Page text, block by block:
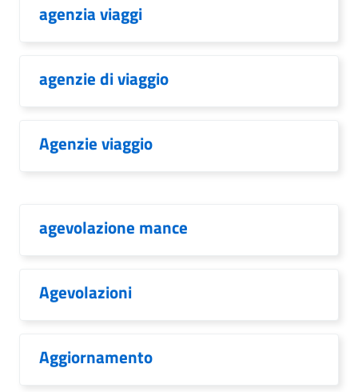
agenzia viaggi
agenzie di viaggio
Agenzie viaggio
agevolazione mance
Agevolazioni
Aggiornamento